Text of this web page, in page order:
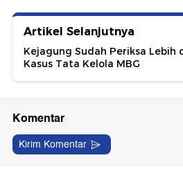
Artikel Selanjutnya
Kejagung Sudah Periksa Lebih
Kasus Tata Kelola MBG